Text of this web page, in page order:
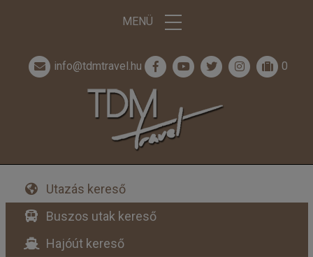
MENÜ
info@tdmtravel.hu 0
Utazás kereső
Buszos utak kereső
Hajóút kereső